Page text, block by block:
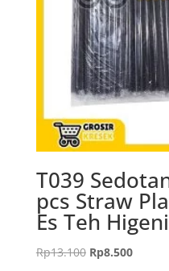
T039
pcs Straw
Es Teh
Rp13.100 Harga
Rp8.500Harga